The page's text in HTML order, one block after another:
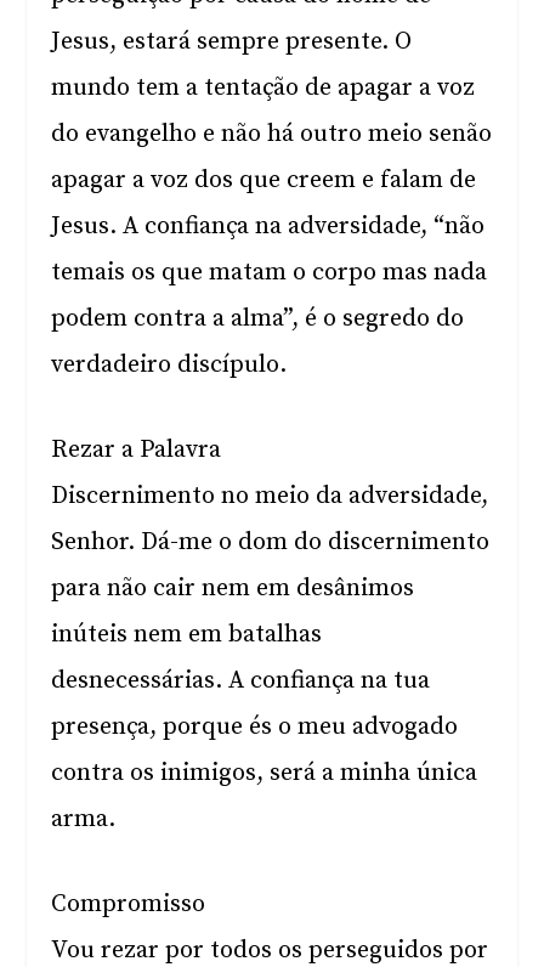
Jesus, estará sempre presente. O
mundo tem a tentação de apagar a voz
do evangelho e não há outro meio senão
apagar a voz dos que creem e falam de
Jesus. A confiança na adversidade, “não
temais os que matam o corpo mas nada
podem contra a alma”, é o segredo do
verdadeiro discípulo.
Rezar a Palavra
Discernimento no meio da adversidade,
Senhor. Dá-me o dom do discernimento
para não cair nem em desânimos
inúteis nem em batalhas
desnecessárias. A confiança na tua
presença, porque és o meu advogado
contra os inimigos, será a minha única
arma.
Compromisso
Vou rezar por todos os perseguidos por